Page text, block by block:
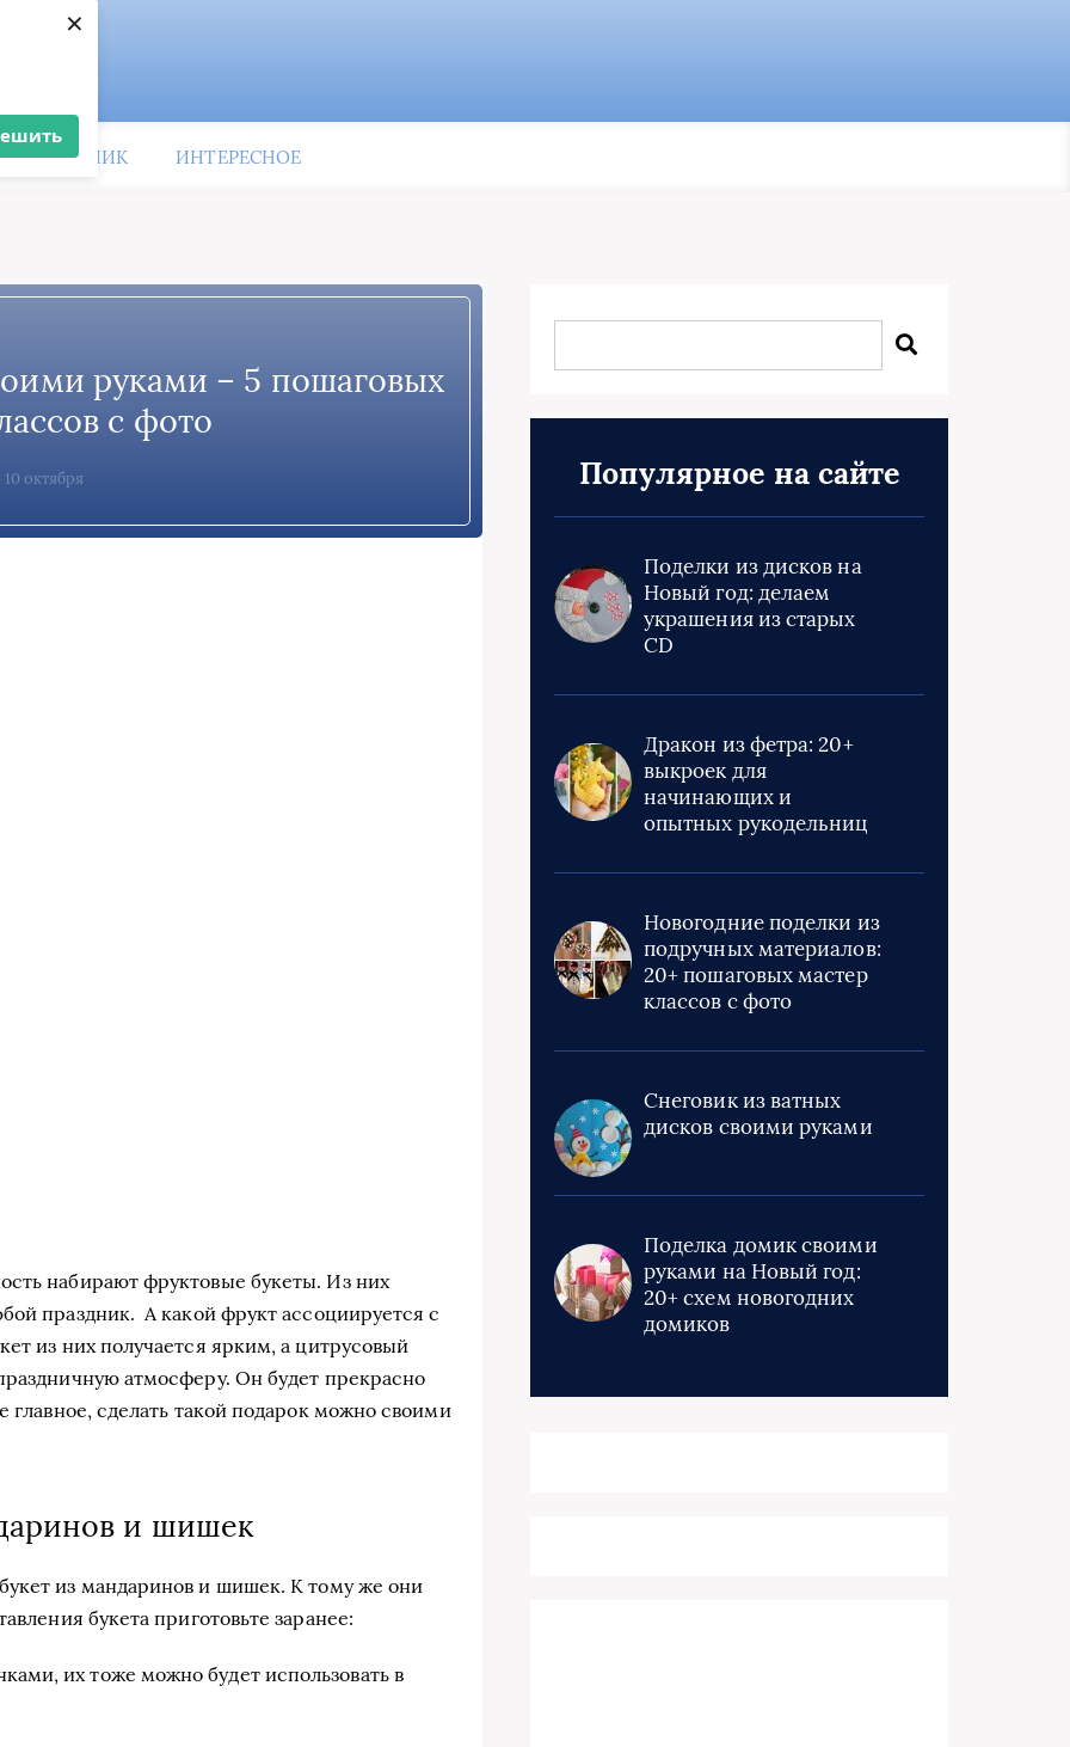
×
ПРАЗДНИК ИНТЕРЕСНОЕ
руками – 5 пошаговых
с фото
10 октября
набирают фруктовые букеты. Из них
праздник. А какой фрукт ассоциируется с
из них получается ярким, а цитрусовый
атмосферу. Он будет прекрасно
главное, сделать такой подарок можно своими
и шишек
из мандаринов и шишек. К тому же они
букета приготовьте заранее:
их тоже можно будет использовать в
Популярное на сайте
Поделки из дисков на
Новый год: делаем
украшения из старых
CD
Дракон из фетра: 20+
выкроек для
начинающих и
опытных рукодельниц
Новогодние поделки из
подручных материалов:
20+ пошаговых мастер
классов с фото
Снеговик из ватных
дисков своими руками
Поделка домик своими
руками на Новый год:
20+ схем новогодних
домиков